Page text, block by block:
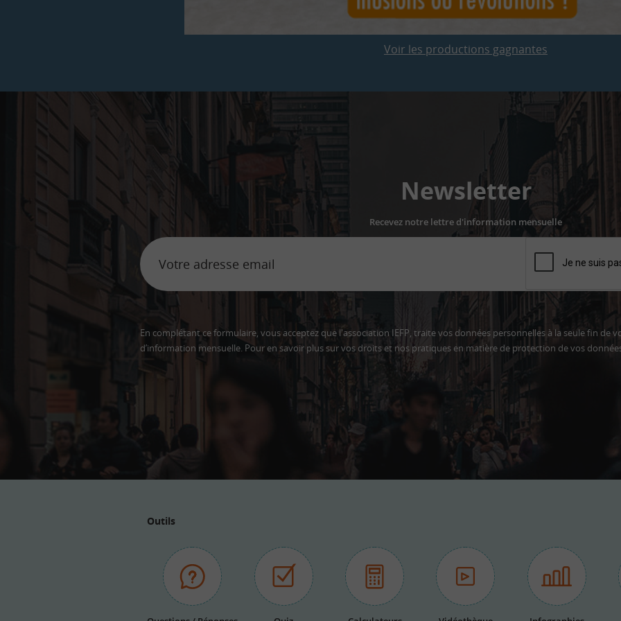
Voir les productions gagnantes
Newsletter
Recevez notre lettre d'information mensuelle
En complétant ce formulaire, vous acceptez que l'association IEFP, traite vos données personnelles à la seule fin
d’information mensuelle. Pour en savoir plus sur vos droits et nos pratiques en matière de protection de vos
Outils